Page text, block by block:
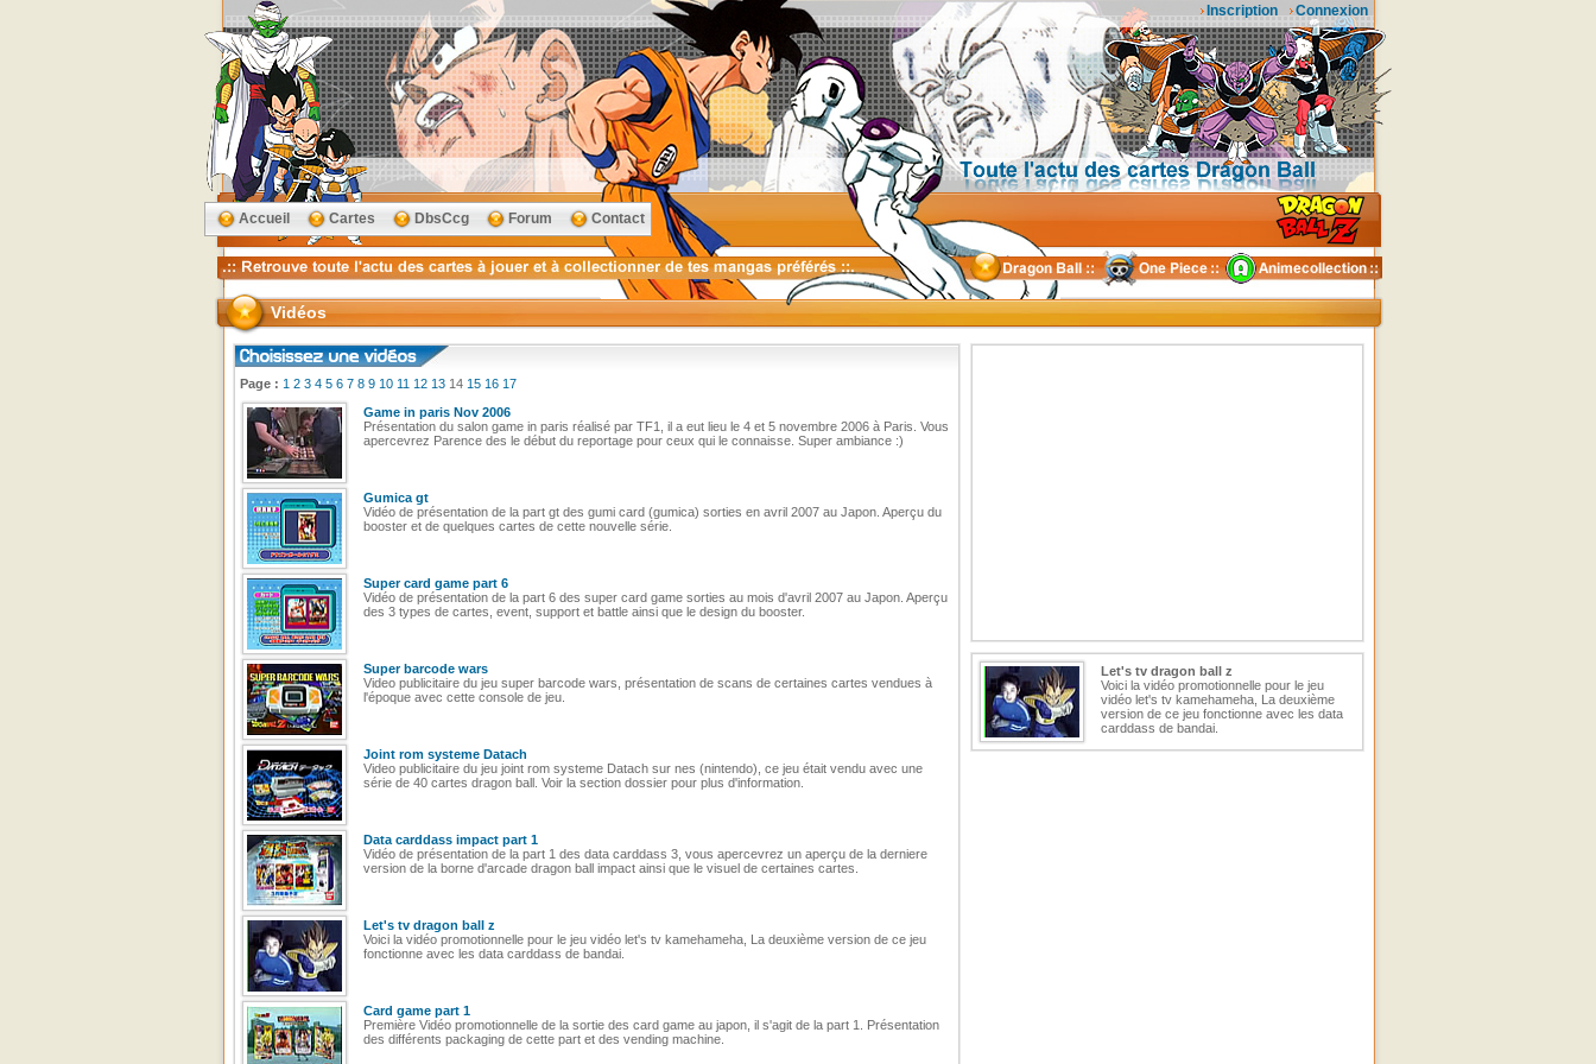
Connexion
Inscription
Accueil Cartes DbsCcg Forum Contact
Vidéos
Page : 1 2 3 4 5 6 7 8 9 10 11 12 13 14 15 16 17
Game in paris Nov 2006
Présentation du salon game in paris réalisé par TF1, il a eut lieu le 4 et 5 novembre 2006 à Paris. Vous
apercevrez Parence des le début du reportage pour ceux qui le connaisse. Super ambiance :)
Gumica gt
Vidéo de présentation de la part gt des gumi card (gumica) sorties en avril 2007 au Japon. Aperçu du
booster et de quelques cartes de cette nouvelle série.
Super card game part 6
Vidéo de présentation de la part 6 des super card game sorties au mois d'avril 2007 au Japon. Aperçu
des 3 types de cartes, event, support et battle ainsi que le design du booster.
Super barcode wars
Video publicitaire du jeu super barcode wars, présentation de scans de certaines cartes vendues à
l'époque avec cette console de jeu.
Joint rom systeme Datach
Video publicitaire du jeu joint rom systeme Datach sur nes (nintendo), ce jeu était vendu avec une
série de 40 cartes dragon ball. Voir la section dossier pour plus d'information.
Data carddass impact part 1
Vidéo de présentation de la part 1 des data carddass 3, vous apercevrez un aperçu de la derniere
version de la borne d'arcade dragon ball impact ainsi que le visuel de certaines cartes.
Let's tv dragon ball z
Voici la vidéo promotionnelle pour le jeu vidéo let's tv kamehameha, La deuxième version de ce jeu
fonctionne avec les data carddass de bandai.
Card game part 1
Première Vidéo promotionnelle de la sortie des card game au japon, il s'agit de la part 1. Présentation
des différents packaging de cette part et des vending machine.
Let's tv dragon ball z
Voici la vidéo promotionnelle pour le jeu
vidéo let's tv kamehameha, La deuxième
version de ce jeu fonctionne avec les data
carddass de bandai.